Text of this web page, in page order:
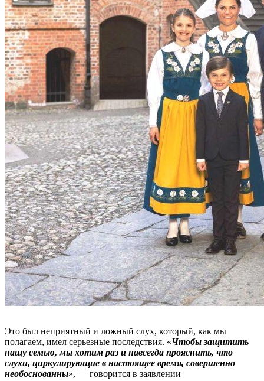
Это был неприятный и ложный слух, который, как мы
полагаем, имел серьезные последствия. «Чтобы защитить
нашу семью, мы хотим раз и навсегда прояснить, что
слухи, циркулирующие в настоящее время, совершенно
необоснованны», — говорится в заявлении